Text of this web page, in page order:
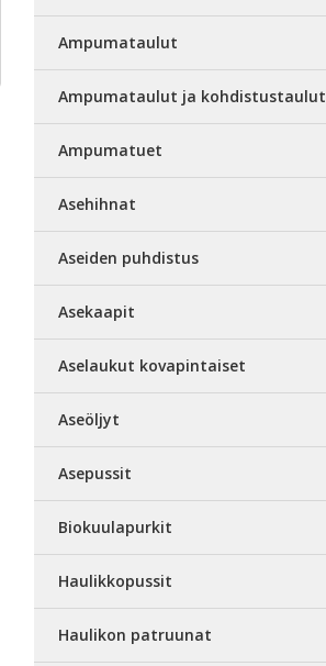
Ampumataulut
Ampumataulut ja kohdistustaulut
Ampumatuet
Asehihnat
Aseiden puhdistus
Asekaapit
Aselaukut kovapintaiset
Aseöljyt
Asepussit
Biokuulapurkit
Haulikkopussit
Haulikon patruunat